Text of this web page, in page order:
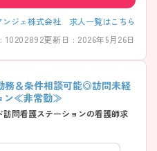
ンジェ株式会社 求人一覧はこちら
10202892更新日 : 2026年5月26日
務＆条件相談可能◎訪問未経
ン≪非常勤≫
問看護ステーションの看護師求